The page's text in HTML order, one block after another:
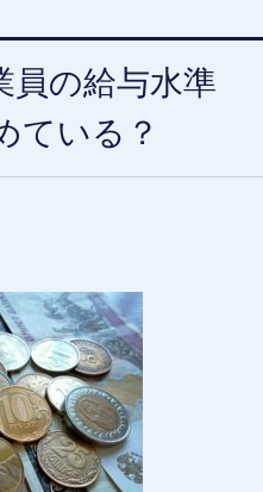
員の給与水準
ている？